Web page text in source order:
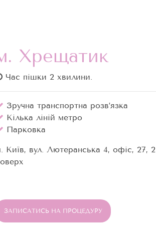
Хрещатик
Час пішки 2 хвилини.
Зручна транспортна розв’язка
Кілька ліній метро
Парковка
Київ, вул. Лютеранська 4, офіс, 27, 2
ЗАПИСАТИСЬ НА ПРОЦЕДУРУ